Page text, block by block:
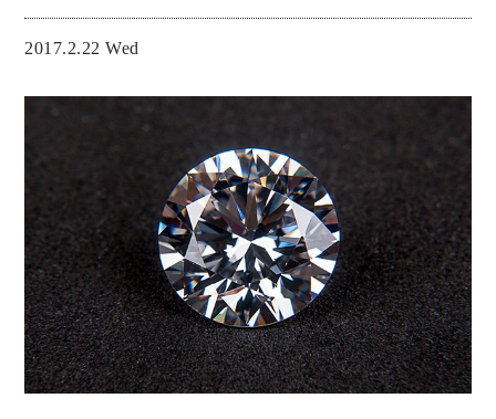
2017.2.22 Wed